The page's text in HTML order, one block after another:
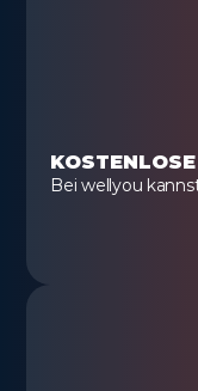
Bei wellyou